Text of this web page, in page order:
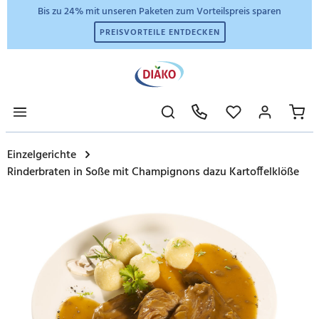
Bis zu 24% mit unseren Paketen zum Vorteilspreis sparen
PREISVORTEILE ENTDECKEN
Einzelgerichte
Rinderbraten in Soße mit Champignons dazu Kartoffelklöße